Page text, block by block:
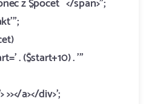
z $pocet </span>";
. ($start+10) . '"
a></div>';